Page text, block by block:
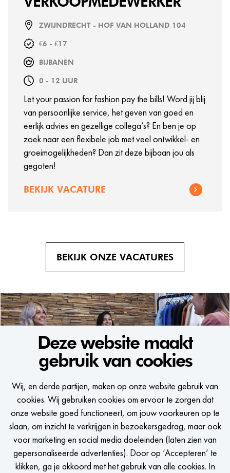
Deze website maakt
gebruik van cookies
Wij, en derde partijen, maken op onze website gebruik van
cookies. Wij gebruiken cookies om ervoor te zorgen dat
onze website goed functioneert, om jouw voorkeuren op te
slaan, om inzicht te verkrijgen in bezoekersgedrag, maar ook
voor marketing en social media doeleinden (laten zien van
gepersonaliseerde advertenties). Door op ‘Accepteren’ te
klikken, ga je akkoord met het gebruik van alle cookies. In
ZWIJNDRECHT - HOF VAN HOLLAND 104
€6 - €17
BIJBANEN
0 - 12 UUR
Let your passion for fashion pay the bills! Word jij blij
van persoonlijke service, het geven van goed en
eerlijk advies en gezellige collega’s? En ben je op
zoek naar een flexibele job met veel ontwikkel- en
groeimogelijkheden? Dan zit deze bijbaan jou als
gegoten!
BEKIJK VACATURE
BEKIJK ONZE VACATURES
WE WOULD LIKE TO KEEP
IN TOUCH
Een seintje krijgen als er een passende vacature is?